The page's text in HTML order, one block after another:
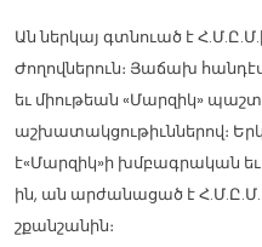
Ան ներկայ գտնուած է
Ժողովներուն։ Յաճախ
եւ միութեան «Մարզիկ»
աշխատակցութիւններով։
է«Մարզիկ»ի խմբագրական
ին, ան արժանացած է
շքանշանին։